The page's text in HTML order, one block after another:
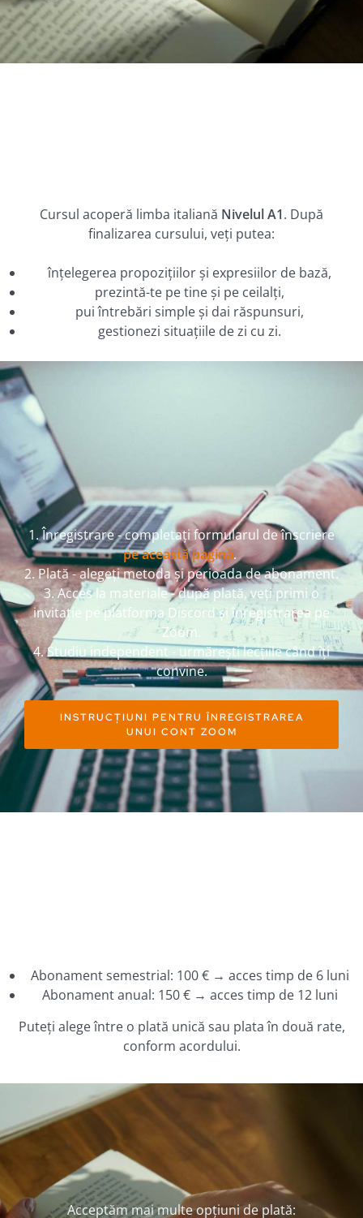
Cursul acoperă limba italiană Nivelul A1. După
finalizarea cursului, veți putea:
înțelegerea propozițiilor și expresiilor de bază,
prezintă-te pe tine și pe ceilalți,
pui întrebări simple și dai răspunsuri,
gestionezi situațiile de zi cu zi.
1. Înregistrare - completați formularul de înscriere
pe această pagină.
2. Plată - alegeți metoda și perioada de abonament.
3. Acces la materiale - după plată, veți primi o
invitație pe platforma Discord și înregistrarea pe
Zoom.
4. Studiu independent - urmărești lecțiile când îți
convine.
INSTRUCȚIUNI PENTRU ÎNREGISTRAREA
UNUI CONT ZOOM
Abonament semestrial: 100 € → acces timp de 6 luni
Abonament anual: 150 € → acces timp de 12 luni
Puteți alege între o plată unică sau plata în două rate,
conform acordului.
Acceptăm mai multe opțiuni de plată: